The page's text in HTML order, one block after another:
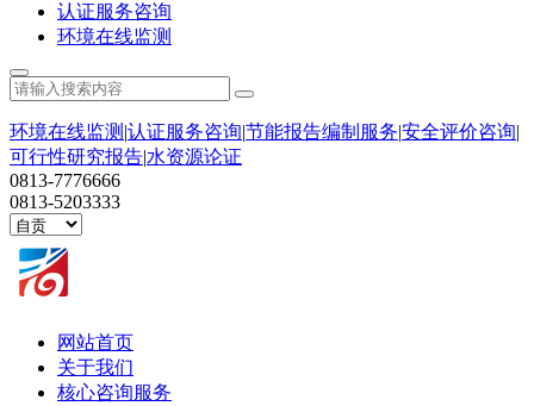
认证服务咨询
环境在线监测
环境在线监测 |认证服务咨询|节能报告编制服务|安全评价咨询|
可行性研究报告|水资源论证
0813-7776666
0813-5203333
网站首页
关于我们
核心咨询服务